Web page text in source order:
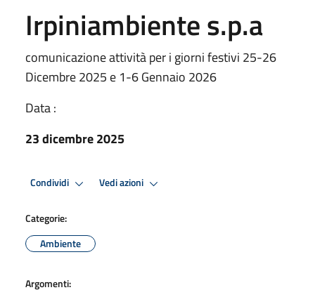
Irpiniambiente s.p.a
comunicazione attività per i giorni festivi 25-26
Dicembre 2025 e 1-6 Gennaio 2026
Data :
23 dicembre 2025
Condividi Vedi azioni
Categorie:
Ambiente
Argomenti: